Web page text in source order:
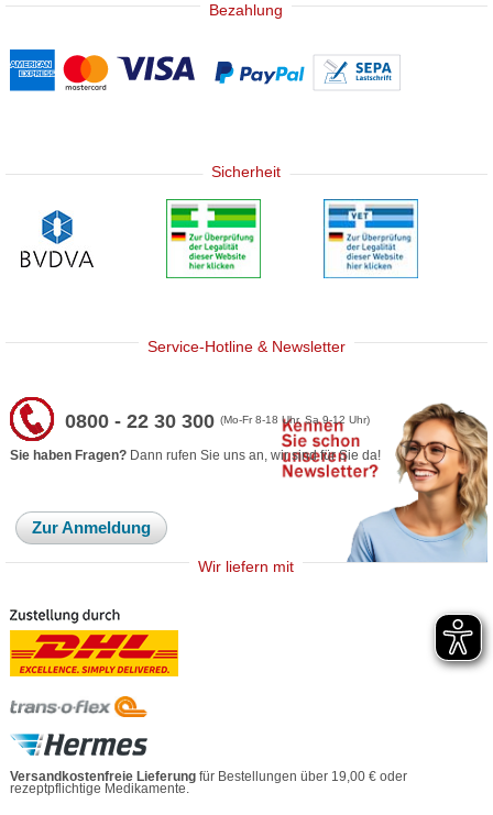
Bezahlung
Sicherheit
Service-Hotline & Newsletter
0800 - 22 30 300(Mo-Fr 8-18 Uhr, Sa 9-12 Uhr)
Sie haben Fragen? Dann rufen Sie uns an, wir sind für Sie da!
Zur Anmeldung
Wir liefern mit
Versandkostenfreie Lieferung für Bestellungen über 19,00 € oder
rezeptpflichtige Medikamente.